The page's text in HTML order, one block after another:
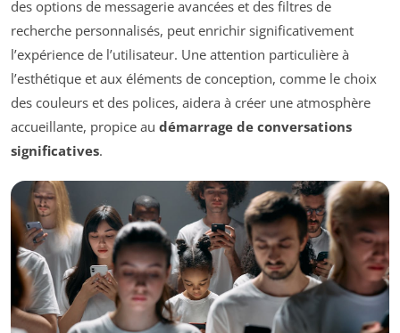
des options de messagerie avancées et des filtres de
recherche personnalisés, peut enrichir significativement
l’expérience de l’utilisateur. Une attention particulière à
l’esthétique et aux éléments de conception, comme le choix
des couleurs et des polices, aidera à créer une atmosphère
accueillante, propice au démarrage de conversations
significatives.